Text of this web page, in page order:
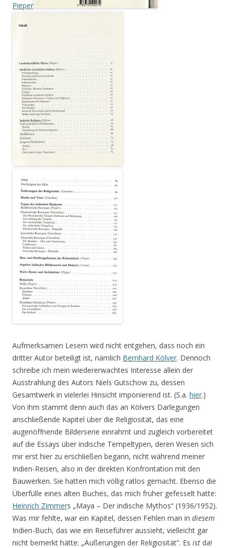
Pieper
Aufmerksamen Lesern wird nicht entgehen, dass noch ein
dritter Autor beteiligt ist, nämlich Bernhard Kölver. Dennoch
schreibe ich mein wiedererwachtes Interesse allein der
Ausstrahlung des Autors Niels Gutschow zu, dessen
Gesamtwerk in vielerlei Hinsicht imponierend ist. (S.a. hier.)
Von ihm stammt denn auch das an Kölvers Darlegungen
anschließende Kapitel über die Religiosität, das eine
augenöffnende Bilderserie einrahmt und zugleich vorbereitet
auf die Essays über indische Tempeltypen, deren Wesen sich
mir erst hier zu erschließen begann, nicht während meiner
Indien-Reisen, also in der direkten Konfrontation mit den
Bauwerken. Sie hatten mich völlig ratlos gemacht. Ebenso die
Überfülle eines alten Buches, das mich früher gefesselt hatte:
Heinrich Zimmers „Maya – Der indische Mythos“ (1936/1952).
Was mir fehlte, war ein Kapitel, dessen Fehlen man in diesem
Indien-Buch, das wie ein Reiseführer aussieht, vielleicht gar
nicht bemerkt hätte: „Äußerungen der Religiosität“. Es ist da!